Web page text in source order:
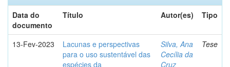
Data do
documento
Título Autor(es) Tipo
13-Fev-2023
Lacunas e perspectivas
para o uso sustentável das
espécies da
Silva, Ana
Cecília da
Cruz
Tese